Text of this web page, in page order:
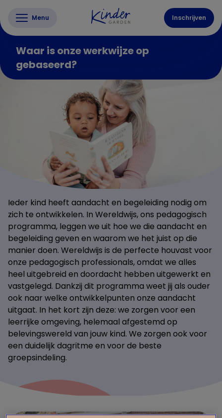
Menu Inschrijven
Waar is onze werkwijze op
gebaseerd?
Ieder kind heeft aandacht en begeleiding nodig om
zich te ontwikkelen. In Wereldwijs, ons pedagogisch
programma, leggen we uit hoe we die aandacht en
begeleiding geven en waarom we het juist op die
manier doen. Wereldwijs is de perfecte houvast voor
onze pedagogisch professionals, omdat we alles
heel uitgebreid en doordacht hebben uitgewerkt en
vastgelegd. Dankzij dit programma weet jij als ouder
ook naar welke ontwikkelpunten onze aandacht
uitgaat. In het kort zijn deze: we zorgen voor een
leerrijke omgeving, helemaal afgestemd op
belevingswereld van jouw kind. We zorgen ook voor
een duidelijk dagritme en voor de beste
groepsindeling.